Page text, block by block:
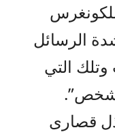
الرسائل
وتلك التي
شخص”.
قصارى